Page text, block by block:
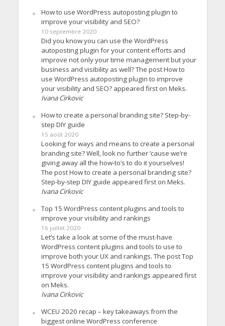
How to use WordPress autoposting plugin to
improve your visibility and SEO?
10 septembre 2020
Did you know you can use the WordPress
autoposting plugin for your content efforts and
improve not only your time management but your
business and visibility as well? The post How to
use WordPress autoposting plugin to improve
your visibility and SEO? appeared first on Meks.
Ivana Cirkovic
How to create a personal branding site? Step-by-
step DIY guide
15 août 2020
Looking for ways and means to create a personal
branding site? Well, look no further ’cause we’re
giving away all the how-to’s to do it yourselves!
The post How to create a personal branding site?
Step-by-step DIY guide appeared first on Meks.
Ivana Cirkovic
Top 15 WordPress content plugins and tools to
improve your visibility and rankings
16 juillet 2020
Let’s take a look at some of the must-have
WordPress content plugins and tools to use to
improve both your UX and rankings. The post Top
15 WordPress content plugins and tools to
improve your visibility and rankings appeared first
on Meks.
Ivana Cirkovic
WCEU 2020 recap – key takeaways from the
biggest online WordPress conference